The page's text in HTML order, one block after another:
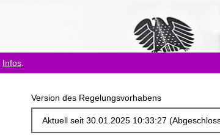
Infos
Version des Regelungsvorhabens